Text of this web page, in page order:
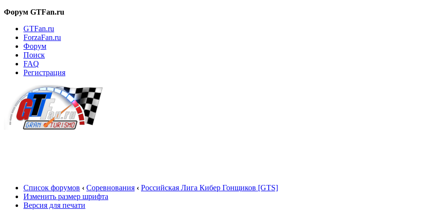
Форум GTFan.ru
GTFan.ru
ForzaFan.ru
Форум
Поиск
FAQ
Регистрация
Список форумов ‹ Соревнования ‹ Российская Лига Кибер Гонщиков [GTS]
Изменить размер шрифта
Версия для печати